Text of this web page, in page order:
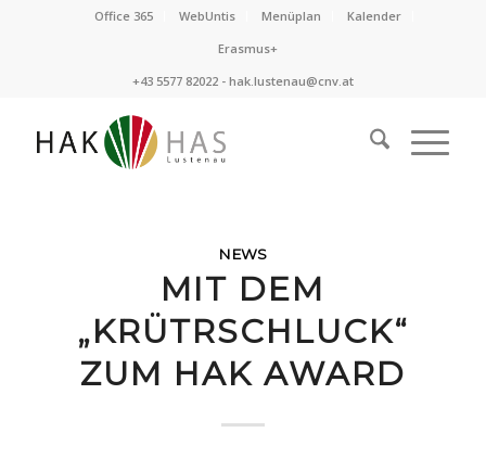
Office 365 WebUntis Menüplan
Kalender
Erasmus+
+43 5577 82022 - hak.lustenau@cnv.at
NEWS
MIT DEM
„KRÜTRSCHLUCK“
ZUM HAK AWARD